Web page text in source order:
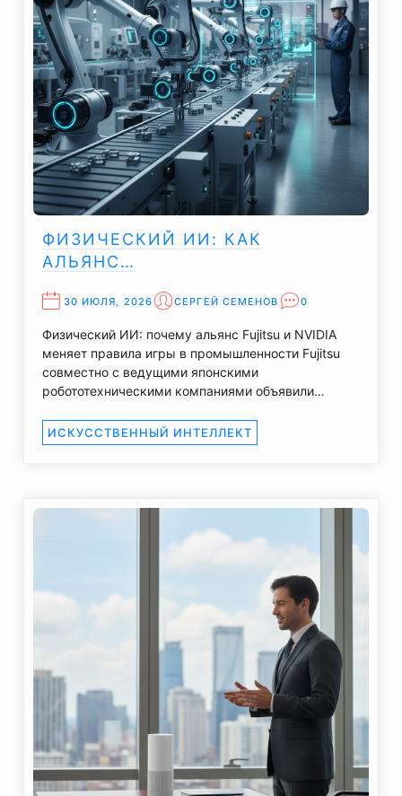
ФИЗИЧЕСКИЙ ИИ: КАК
АЛЬЯНС…
30 ИЮЛЯ, 2026 СЕРГЕЙ СЕМЕНОВ 0
Физический ИИ: почему альянс Fujitsu и NVIDIA
меняет правила игры в промышленности Fujitsu
совместно с ведущими японскими
робототехническими компаниями объявили…
ИСКУССТВЕННЫЙ ИНТЕЛЛЕКТ